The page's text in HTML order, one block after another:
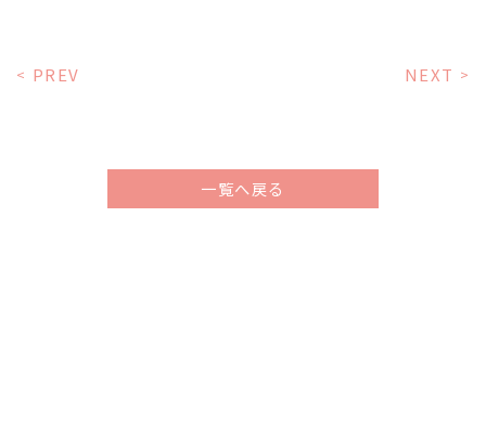
< PREV NEXT >
一覧へ戻る